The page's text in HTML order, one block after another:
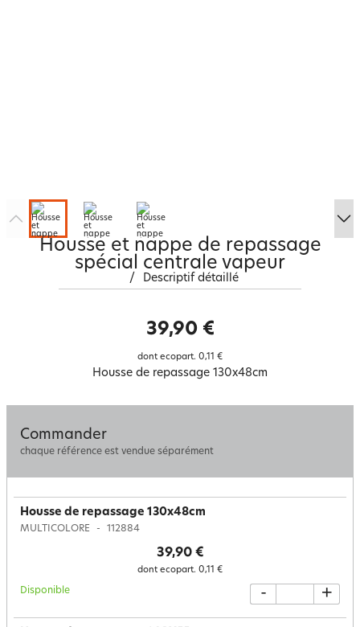
Housse et nappe de repassage
spécial centrale vapeur
/ Descriptif détaillé
39,90 €
dont ecopart. 0,11 €
Housse de repassage 130x48cm
Commander
chaque référence est vendue séparément
Housse de repassage 130x48cm
MULTICOLORE 112884
39,90 €
dont ecopart. 0,11 €
Disponible - +